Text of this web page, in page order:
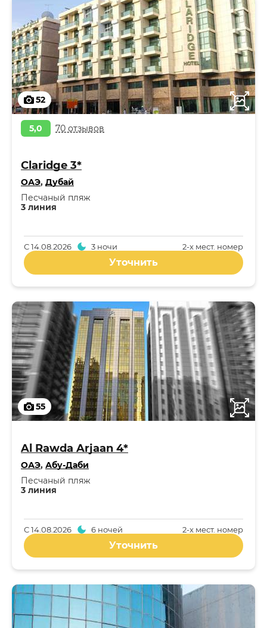
52
5,0 70 отзывов
Claridge 3*
ОАЭ, Дубай
3 линия
Песчаный пляж
2-x мест. номер
С14.08.2026 3 ночи
Уточнить
55
Al Rawda Arjaan 4*
ОАЭ, Абу-Даби
3 линия
Песчаный пляж
2-x мест. номер
С14.08.2026 6 ночей
Уточнить